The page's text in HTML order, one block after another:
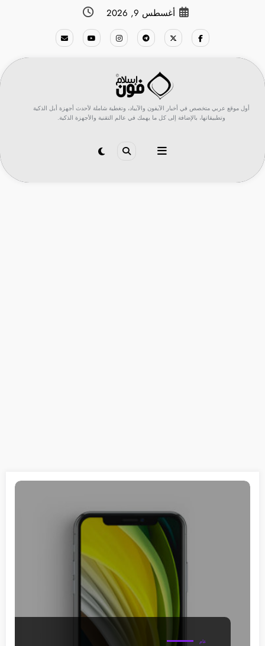
أغسطس 9, 2026
أول موقع عربي متخصص في أخبار الآيفون والآيباد، وتغطية شاملة لأحدث أجهزة أبل الذكية
وتطبيقاتها، بالإضافة إلى كل ما يهمك في عالم التقنية والأجهزة الذكية.
عام